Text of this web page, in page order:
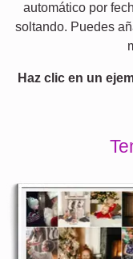
automático por
soltando. Puedes
Haz clic en un